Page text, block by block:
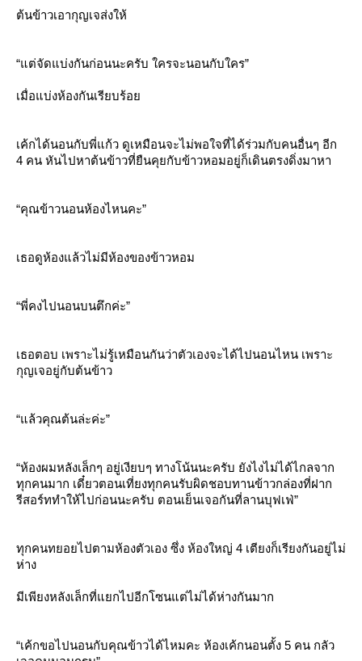
ต้นข้าวเอากุญเจส่งให้
“แต่จัดแบ่งกันก่อนนะครับ ใครจะนอนกับใคร”
เมื่อแบ่งห้องกันเรียบร้อ
เค้กได้นอนกับพี่แก้ว ดูเหมือนจะไม่พอใจที่ได้ร่วมกับคนอื่นๆ อีก
4 คน หันไปหาต้นข้าวที่ยืนคุยกับข้าวหอมอยู่ก็เดินตรงดิ่งมาหา
“คุณข้าวนอนห้องไหนคะ”
เธอดูห้องแล้วไม่มีห้องของข้าวหอม
“พี่คงไปนอนบนตึกค่ะ”
เธอตอบ เพราะไม่รู้เหมือนกันว่าตัวเองจะได้ไปนอนไหน เพราะ
กุญเจอยู่กับต้นข้าว
“แล้วคุณต้นล่ะค่ะ”
“ห้องผมหลังเล็กๆ อยู่เงียบๆ ทางโน้นนะครับ ยังไงไม่ได้ไกลจาก
ทุกคนมาก เดี๋ยวตอนเที่ยงทุกคนรับผิดชอบทานข้าวกล่องที่ฝาก
รีสอร์ททำให้ไปก่อนนะครับ ตอนเย็นเจอกันที่ลานบุฟเฟ่”
ทุกคนทยอยไปตามห้องตัวเอง ซึ่ง ห้องใหญ่ 4 เตียงก็เรียงกันอยู่ไม่
ห่าง
มีเพียงหลังเล็กที่แยกไปอีกโซนแต่ไม่ได้ห่างกันมาก
“เค้กขอไปนอนกับคุณข้าวได้ไหมคะ ห้องเค้กนอนตั้ง 5 คน กลัว